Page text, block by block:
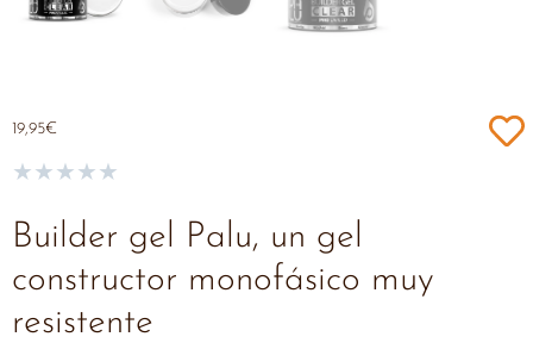
19,95€
★★★★★
Builder gel Palu, un gel
constructor monofásico muy
resistente